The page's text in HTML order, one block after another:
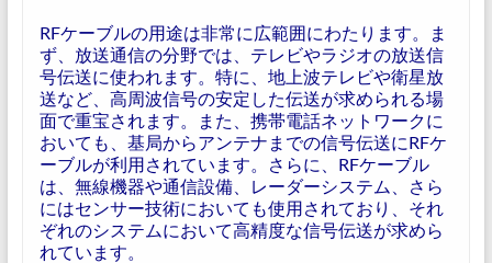
RFケーブルの用途は非常に広範囲にわたります。ま
ず、放送通信の分野では、テレビやラジオの放送信
号伝送に使われます。特に、地上波テレビや衛星放
送など、高周波信号の安定した伝送が求められる場
面で重宝されます。また、携帯電話ネットワークに
おいても、基局からアンテナまでの信号伝送にRFケ
ーブルが利用されています。さらに、RFケーブル
は、無線機器や通信設備、レーダーシステム、さら
にはセンサー技術においても使用されており、それ
ぞれのシステムにおいて高精度な信号伝送が求めら
れています。